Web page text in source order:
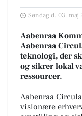
Søndag d. 03. maj
Aabenraa
Aabenraa
teknologi, der
og sikrer lokal
ressourcer.
Aabenraa
visionære